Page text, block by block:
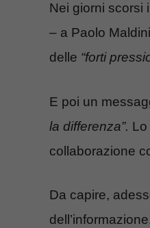
Nei giorni scorsi
– a Paolo
delle “forti
E poi un
la differenza”.
collaborazione
Da capire,